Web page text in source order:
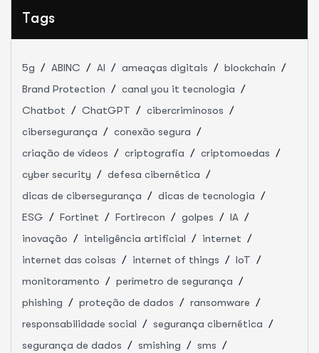
Tags
5g ABINC AI ameaças digitais
blockchain
Brand Protection
canal you it tecnologia
Chatbot
ChatGPT
cibercriminosos
cibersegurança
conexão segura
criação de vídeos
criptografia
criptomoedas
cyber security
defesa cibernética
dicas de cibersegurança
dicas de tecnologia
ESG
Fortinet Fortirecon golpes
IA
inovação
inteligência artificial
internet
internet das coisas
internet of things
IoT
monitoramento
perímetro de segurança
phishing
proteção de dados
ransomware
responsabilidade social
segurança cibernética
segurança de dados
smishing
sms